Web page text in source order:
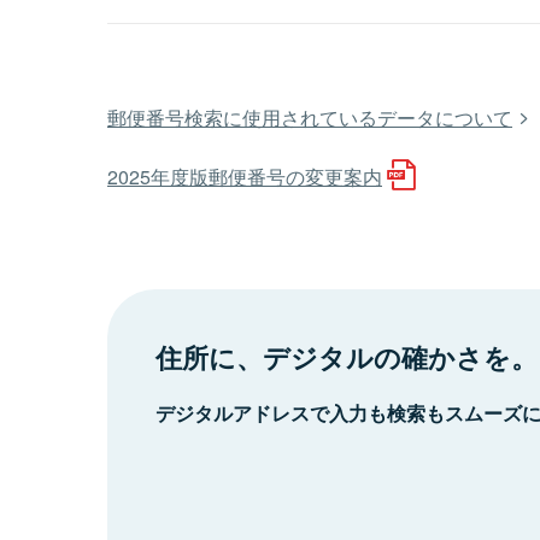
郵便番号検索に使用されているデータについて
2025年度版郵便番号の変更案内
住所に、デジタルの確かさを。
デジタルアドレスで入力も検索もスムーズ